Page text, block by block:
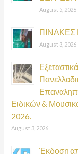
August 5, 2026
August 3, 2026
Ειδικών &
2026.
August 3, 2026
Έκδοση